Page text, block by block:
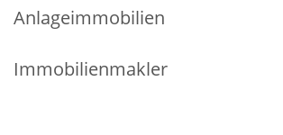
Anlageimmobilien
Immobilienmakler